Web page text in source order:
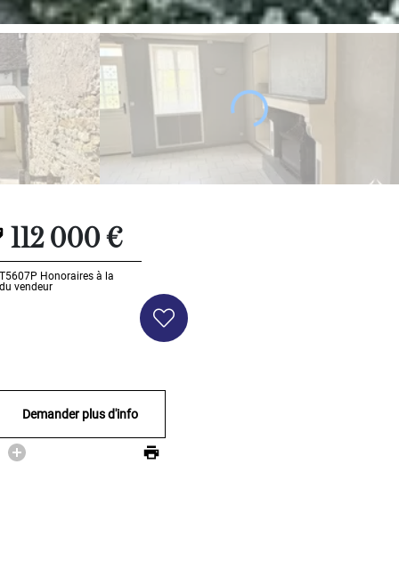
112 000 €
Honoraires à la
vendeur
Demander plus d'info